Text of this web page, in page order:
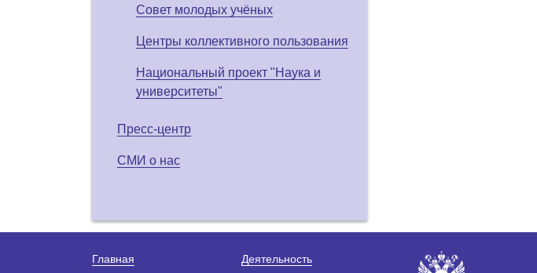
Совет молодых учёных
Центры коллективного пользования
Национальный проект "Наука и
университеты"
Пресс-центр
СМИ о нас
Главная
Деятельность